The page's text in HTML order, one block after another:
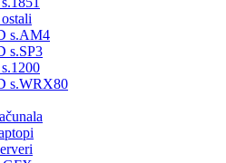
s.AM4
s.SP3
s.WRX80